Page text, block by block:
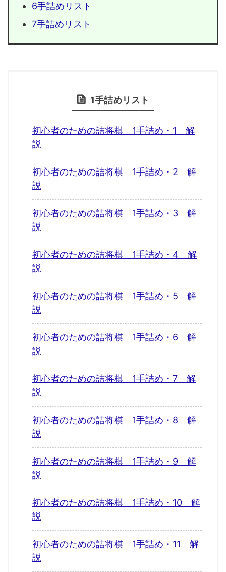
6手詰めリスト
7手詰めリスト
1手詰めリスト
初心者のための詰将棋 1手詰め・1 解
説
初心者のための詰将棋 1手詰め・2 解
説
初心者のための詰将棋 1手詰め・3 解
説
初心者のための詰将棋 1手詰め・4 解
説
初心者のための詰将棋 1手詰め・5 解
説
初心者のための詰将棋 1手詰め・6 解
説
初心者のための詰将棋 1手詰め・7 解
説
初心者のための詰将棋 1手詰め・8 解
説
初心者のための詰将棋 1手詰め・9 解
説
初心者のための詰将棋 1手詰め・10 解
説
初心者のための詰将棋 1手詰め・11 解
説